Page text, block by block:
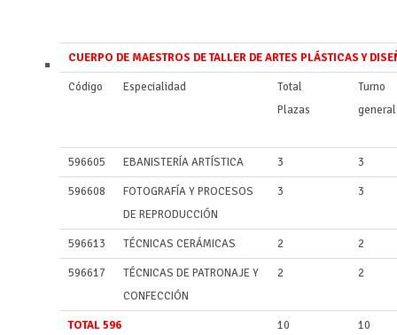
CUERPO DE MAESTROS DE TALLER DE ARTES PLÁSTICAS Y
Código Especialidad
Total
Plazas
Turno
general
596605 EBANISTERÍA ARTÍSTICA 3 3
596608
FOTOGRAFÍA Y PROCESOS
DE REPRODUCCIÓN
3 3
596613 TÉCNICAS CERÁMICAS 2 2
596617
TÉCNICAS DE PATRONAJE Y
CONFECCIÓN
2 2
TOTAL 596 10 10